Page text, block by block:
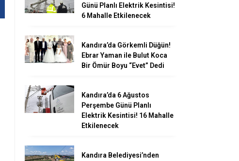
Günü Planlı Elektrik Kesintisi!
6 Mahalle Etkilenecek
Kandıra’da Görkemli Düğün!
Ebrar Yaman ile Bulut Koca
Bir Ömür Boyu “Evet” Dedi
Kandıra’da 6 Ağustos
Perşembe Günü Planlı
Elektrik Kesintisi! 16 Mahalle
Etkilenecek
Kandıra Belediyesi’nden